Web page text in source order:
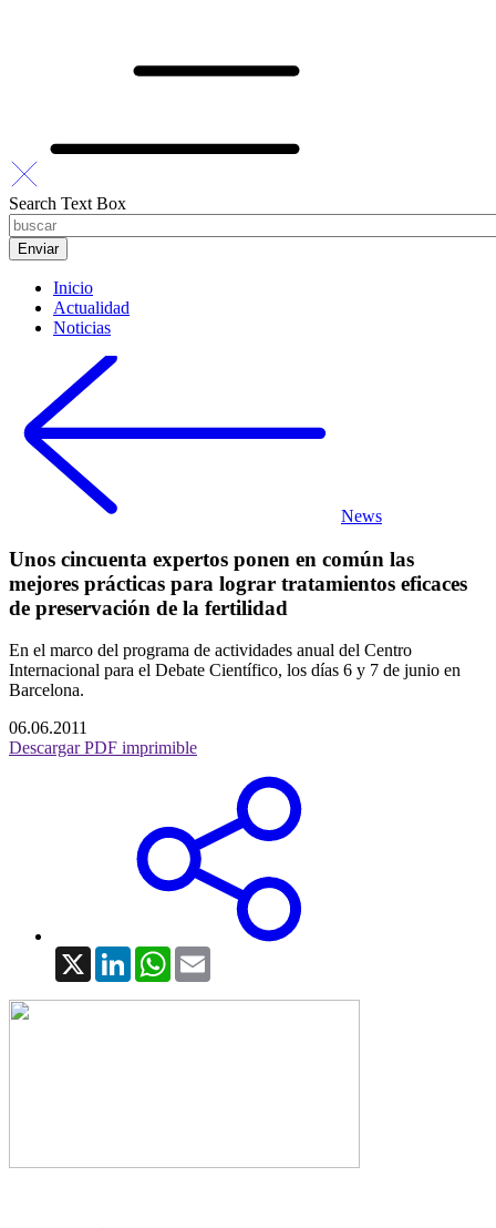
Search Text Box
Inicio
Actualidad
Noticias
News
Unos cincuenta expertos ponen en común las
mejores prácticas para lograr tratamientos eficaces
de preservación de la fertilidad
En el marco del programa de actividades anual del Centro
Internacional para el Debate Científico, los días 6 y 7 de junio en
Barcelona.
06.06.2011
Descargar PDF imprimible
X LinkedInWhatsApp